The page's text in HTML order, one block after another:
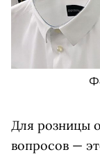
Для розницы
вопросов —